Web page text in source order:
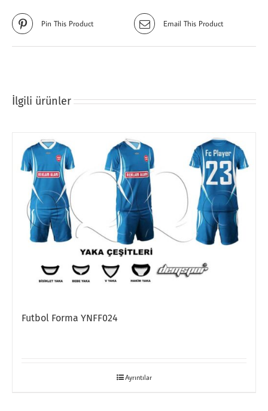
Pin This Product Email This Product
İlgili ürünler
Futbol Forma YNFF024
Ayrıntılar